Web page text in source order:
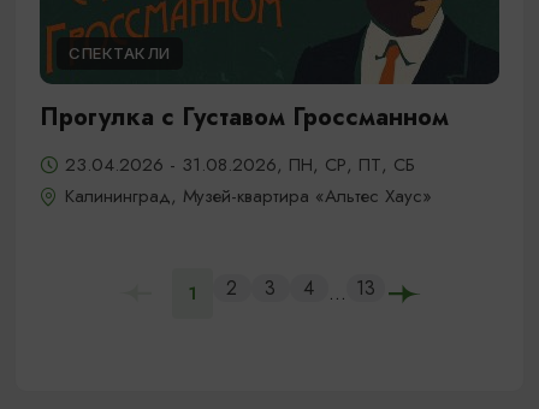
СПЕКТАКЛИ
Прогулка с Густавом Гроссманном
23.04.2026 - 31.08.2026, ПН, СР, ПТ, СБ
Калининград, Музей-квартира «Альтес Хаус»
1 2 3 4 ... 13